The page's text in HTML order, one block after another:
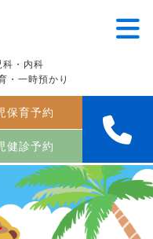
・内科
・一時預かり
保育予約
健診予約